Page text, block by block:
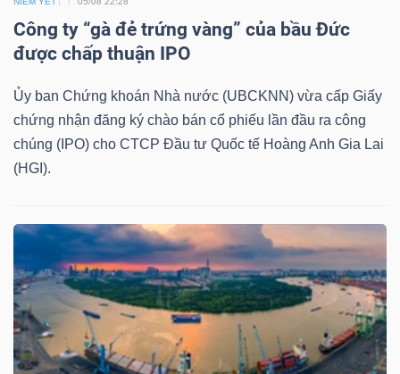
Công ty “gà đẻ trứng vàng” của bầu Đức
được chấp thuận IPO
Ủy ban Chứng khoán Nhà nước (UBCKNN) vừa cấp Giấy
chứng nhận đăng ký chào bán cổ phiếu lần đầu ra công
chúng (IPO) cho CTCP Đầu tư Quốc tế Hoàng Anh Gia Lai
(HGI).
LIỆU
CÔNG
NGHIỆP
TIÊU
DÙNG
KHÔNG
THIẾT